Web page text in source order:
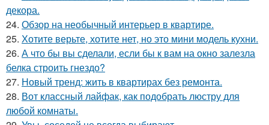
декора.
24. Обзор на необычный интерьер в квартире.
25. Хотите верьте, хотите нет, но это мини модель кухни.
26. А что бы вы сделали, если бы к вам на окно залезла
белка строить гнездо?
27. Новый тренд: жить в квартирах без ремонта.
28. Вот классный лайфак, как подобрать люстру для
любой комнаты.